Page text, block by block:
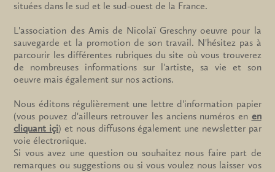
situées dans le sud et le sud-ouest de la France.
L'association des Amis de Nicolaï Greschny oeuvre pour la
sauvegarde et la promotion de son travail. N'hésitez pas à
parcourir les différentes rubriques du site où vous trouverez
de nombreuses informations sur l'artiste, sa vie et son
oeuvre mais également sur nos actions.
Nous éditons régulièrement une lettre d'information papier
(vous pouvez d'ailleurs retrouver les anciens numéros en en
cliquant içi) et nous diffusons également une newsletter par
voie électronique.
Si vous avez une question ou souhaitez nous faire part de
remarques ou suggestions ou si vous voulez nous laisser vos